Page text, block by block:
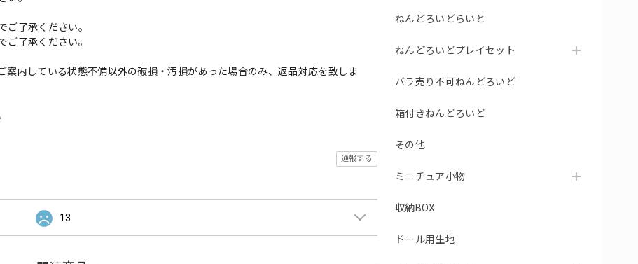
ねんどろいどらいと
ねんどろいどプレイセット
バラ売り不可ねんどろいど
箱付きねんどろいど
その他
ミニチュア小物
収納BOX
ドール用生地
ご了承ください。
ご了承ください。
内している状態不備以外の破損・汚損があった場合のみ、返品対応を致しま
通報する
13